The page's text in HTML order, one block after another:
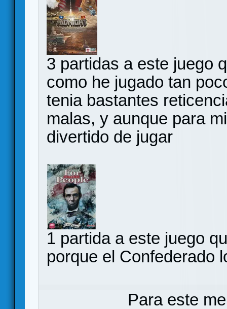
3 partidas a este juego
como he jugado tan
tenia bastantes
malas, y aunque para
divertido de jugar
1 partida a este juego
porque el Confederado
Para este